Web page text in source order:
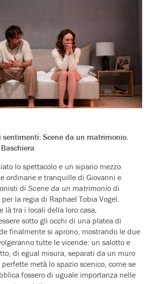
Scene da un matrimonio.
lo spettacolo e un sipario mezzo
ordinarie e tranquille di Giovanni e
diScene da un matrimonio di
la regia di Raphael Tobia Vogel.
là tra i locali della loro casa,
sotto gli occhi di una platea di
finalmente si aprono, mostrando le due
tutte le vicende: un salotto e
di egual misura, separati da un muro
metà lo spazio scenico, come se
fossero di uguale importanza nelle